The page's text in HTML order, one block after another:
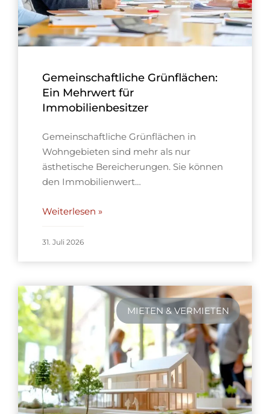
Gemeinschaftliche Grünflächen:
Ein Mehrwert für
Immobilienbesitzer
Gemeinschaftliche Grünflächen in
Wohngebieten sind mehr als nur
ästhetische Bereicherungen. Sie können
den Immobilienwert…
Weiterlesen »
31. Juli 2026
MIETEN & VERMIETEN